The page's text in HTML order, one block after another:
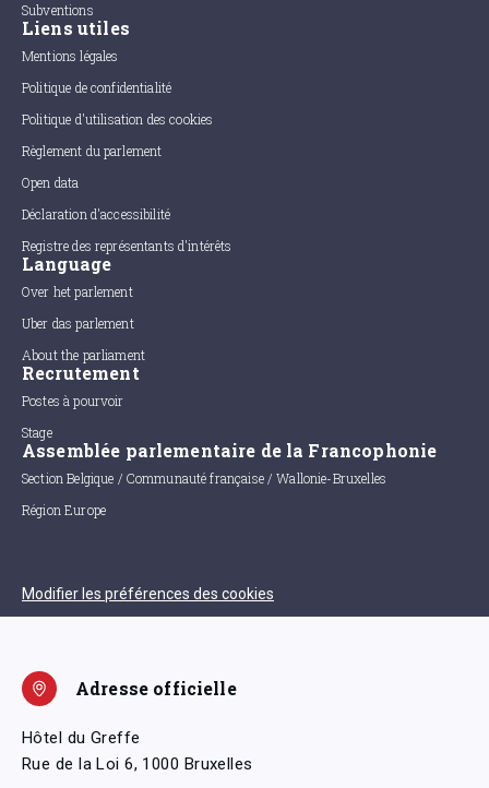
Subventions
Liens utiles
Mentions légales
Politique de confidentialité
Politique d'utilisation des cookies
Règlement du parlement
Open data
Déclaration d'accessibilité
Registre des représentants d'intérêts
Language
Over het parlement
Uber das parlement
About the parliament
Recrutement
Postes à pourvoir
Stage
Assemblée parlementaire de la Francophonie
Section Belgique / Communauté française / Wallonie-Bruxelles
Région Europe
Modifier les préférences des cookies
Adresse officielle
Hôtel du Greffe
Rue de la Loi 6, 1000 Bruxelles